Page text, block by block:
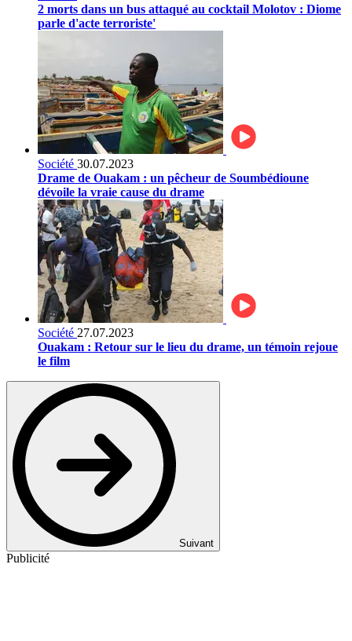
2 morts dans un bus attaqué au cocktail Molotov : Diome
parle d'acte terroriste'
Société 30.07.2023
Drame de Ouakam : un pêcheur de Soumbédioune
dévoile la vraie cause du drame
Société 27.07.2023
Ouakam : Retour sur le lieu du drame, un témoin rejoue
le film
Suivant
Publicité